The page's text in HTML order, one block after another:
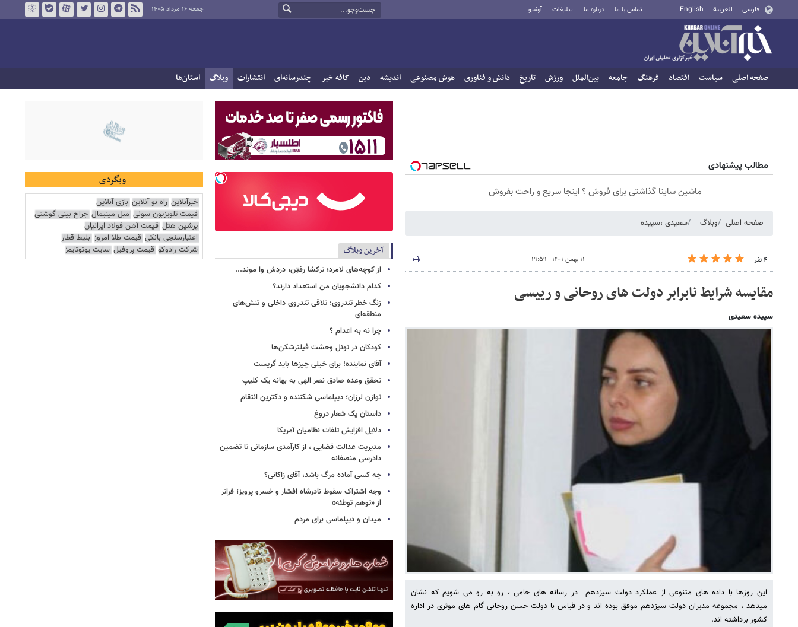
فارسی العربية English تماس با ما درباره ما تبلیغات آرشیو جمعه ۱۶ مرداد ۱۴۰۵
صفحه اصلی سیاست اقتصاد فرهنگ جامعه بین‌الملل ورزش تاریخ دانش و فناوری هوش مصنوعی اندیشه دین کافه خبر چندرسانه‌ای انتشارات وبلاگ استان‌ها
مطالب پیشنهادی
ماشین ساینا گذاشتی برای فروش ؟ اینجا سریع و راحت بفروش
صفحه اصلی وبلاگ سعیدی ،سپیده
۴ نفر ۱۱ بهمن ۱۴۰۱ - ۱۹:۵۹
مقایسه شرایط نابرابر دولت های روحانی و رییسی
سپیده سعیدی
این روزها با داده های متنوعی از عملکرد دولت سیزدهم در رسانه های حامی ، رو به رو می شویم که نشان
میدهد ، مجموعه مدیران دولت سیزدهم موفق بوده اند و در قیاس با دولت حسن روحانی گام های موثری در اداره
کشور برداشته اند.
آخرین وبلاگ
از کوچه‌های لامرد؛ ترکشا رفتِن، دردِش وا موند...
کدام دانشجویان من استعداد دارند؟
زنگ خطر تندروی؛ تلاقی تندروی داخلی و تنش‌های
منطقه‌ای
چرا نه به اعدام ؟
کودکان در تونل وحشت فیلترشکن‌ها
آقای نماینده! برای خیلی چیزها باید گریست
تحقق وعده صادق نصر الهی به بهانه یک کلیپ
توازن لرزان؛ دیپلماسی شکننده و دکترین انتقام
داستان یک شعار دروغ
دلایل افزایش تلفات نظامیان آمریکا
مدیریت عدالت قضایی ، از کارآمدی سازمانی تا تضمین
دادرسی منصفانه
چه کسی آماده مرگ باشد، آقای زاکانی؟
وجه اشتراک سقوط نادرشاه افشار و خسرو پرویز؛ فراتر
از «توهم توطئه»
میدان و دیپلماسی برای مردم
وبگردی
خبرآنلاین راه نو آنلاین بازی آنلاین
قیمت تلویزیون سونی مبل مینیمال جراح بینی گوشتی
پرشین هتل قیمت آهن فولاد ایرانیان
اعتبارسنجی بانکی قیمت طلا امروز بلیط قطار
شرکت رادوکو قیمت پروفیل سایت یوتوتایمز